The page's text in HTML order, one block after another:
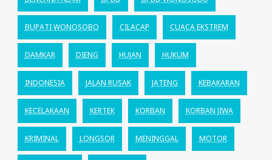
BUPATI WONOSOBO CILACAP CUACA EKSTREM
DAMKAR DIENG HUJAN HUKUM
INDONESIA JALAN RUSAK JATENG KEBAKARAN
KECELAKAAN KERTEK KORBAN KORBAN JIWA
KRIMINAL LONGSOR MENINGGAL MOTOR